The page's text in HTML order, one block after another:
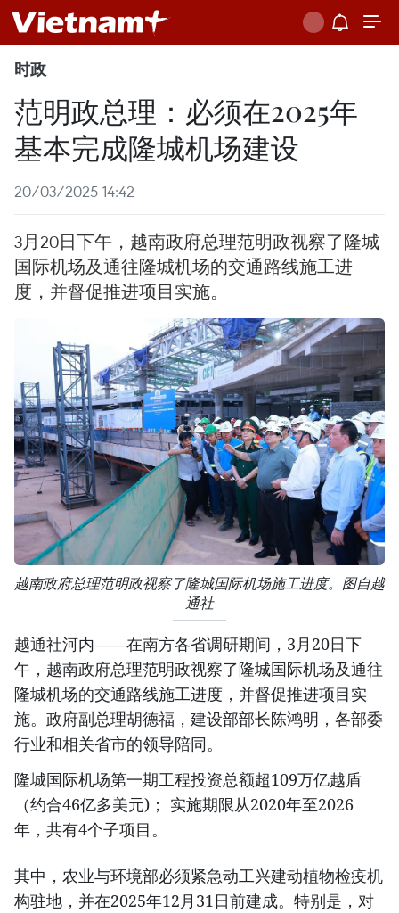
时政
范明政总理：必须在2025年
基本完成隆城机场建设
20/03/2025 14:42
3月20日下午，越南政府总理范明政视察了隆城
国际机场及通往隆城机场的交通路线施工进
度，并督促推进项目实施。
越南政府总理范明政视察了隆城国际机场施工进度。图自越
通社
越通社河内——在南方各省调研期间，3月20日下
午，越南政府总理范明政视察了隆城国际机场及通往
隆城机场的交通路线施工进度，并督促推进项目实
施。政府副总理胡德福，建设部部长陈鸿明，各部委
行业和相关省市的领导陪同。
隆城国际机场第一期工程投资总额超109万亿越盾
（约合46亿多美元)； 实施期限从2020年至2026
年，共有4个子项目。
其中，农业与环境部必须紧急动工兴建动植物检疫机
构驻地，并在2025年12月31日前建成。特别是，对